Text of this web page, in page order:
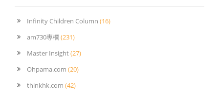
Infinity Children Column (16)
am730專欄(231)
Master Insight(27)
Ohpama.com (20)
thinkhk.com (42)